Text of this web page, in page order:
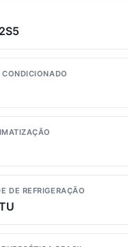
DE REFRIGERAÇÃO